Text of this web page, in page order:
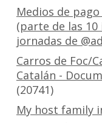
Medios de
(parte de las 10
jornadas de
Carros de Foc/
Catalán -
(20741)
My host family